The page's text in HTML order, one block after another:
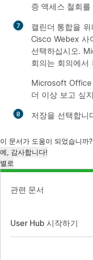
증 액세스 철회를
7 캘린더 통합을
Cisco Webex 사
선택하십시오.
회의는 회의에서
Microsoft Office
더 이상 보고 싶
8 저장을 선택합니
이 문서가 도움이 되었습니까?
예, 감사합니다!
별로
관련 문서
User Hub 시작하기